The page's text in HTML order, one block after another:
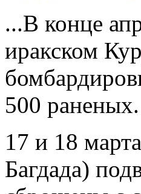
...В конце
иракском
500 раненых.
17 и 18
Багдада)